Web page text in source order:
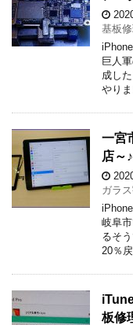
基板
巨人
成し
やり
一宮
店～
ガラ
岐阜
るそ
20％
板修